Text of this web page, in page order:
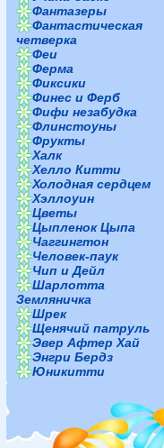
Фантазеры
Фантастическая
четверка
Феи
Ферма
Фиксики
Финес и Ферб
Фифи незабудка
Флинстоуны
Фрукты
Халк
Хелло Китти
Холодная сердцем
Хэллоуин
Цветы
Цыпленок Цыпа
Чаггингтон
Человек-паук
Чип и Дейл
Шарлотта
Земляничка
Шрек
Щенячий патруль
Эвер Афтер Хай
Энгри Бердз
Юникитти